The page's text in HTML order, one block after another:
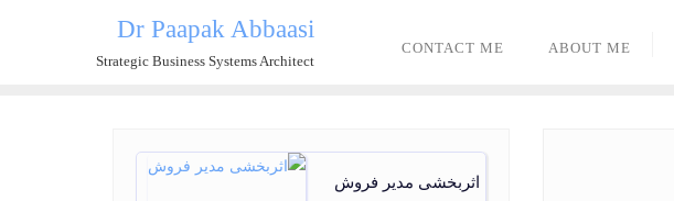
Dr Paapak Abbaasi
Strategic Business Systems Architect
ABOUT ME
CONTACT ME
اثربخشی مدیر فروش